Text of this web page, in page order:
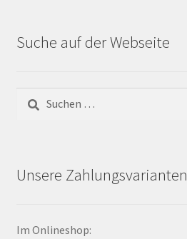
Suche auf der Webseite
Suchen
nach:
Unsere Zahlungsvarianten
Im Onlineshop: